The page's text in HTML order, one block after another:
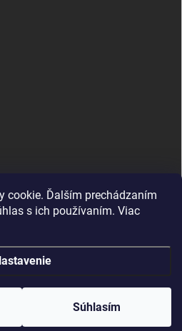
cookie. Ďalším prechádzaním
s ich používaním. Viac
Súhlasím
@art4you-kamennekobercealia118
Vytvoril Shoptet
. Všetky práva vyhradené.